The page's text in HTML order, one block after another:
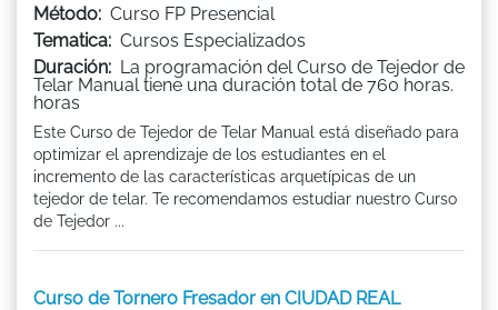
Método: Curso FP Presencial
Tematica: Cursos Especializados
Duración: La programación del Curso de Tejedor de
Telar Manual tiene una duración total de 760 horas.
horas
Este Curso de Tejedor de Telar Manual está diseñado para
optimizar el aprendizaje de los estudiantes en el
incremento de las características arquetípicas de un
tejedor de telar. Te recomendamos estudiar nuestro Curso
de Tejedor ...
Curso de Tornero Fresador en CIUDAD REAL